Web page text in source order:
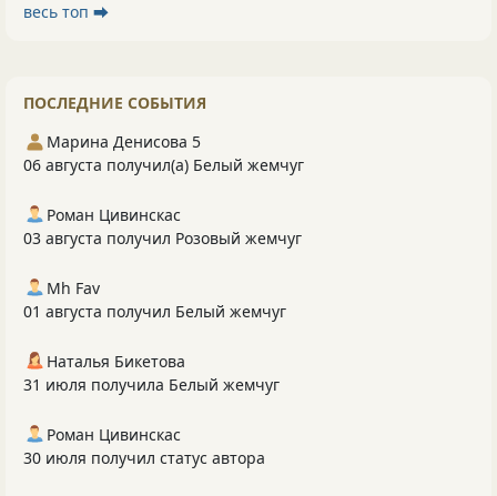
весь топ ⮕
ПОСЛЕДНИЕ СОБЫТИЯ
Марина Денисова 5
06 августа получил(а) Белый жемчуг
Роман Цивинскас
03 августа получил Розовый жемчуг
Mh Fav
01 августа получил Белый жемчуг
Наталья Бикетова
31 июля получила Белый жемчуг
Роман Цивинскас
30 июля получил статус автора